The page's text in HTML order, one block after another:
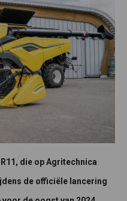
die op Agritechnica
de officiële lancering